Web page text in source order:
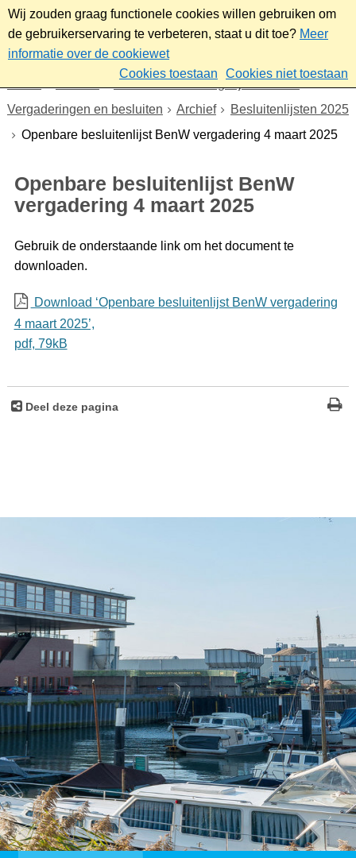
Wij zouden graag functionele cookies willen gebruiken om
de gebruikerservaring te verbeteren, staat u dit toe? Meer
informatie over de cookiewet
Cookies toestaan
Cookies niet toestaan
Gemeenteraad/Dagelijks bestuur
Vergaderingen en besluiten
Archief
Besluitenlijsten 2025
Openbare besluitenlijst BenW vergadering 4 maart 2025
Openbare besluitenlijst BenW
vergadering 4 maart 2025
Gebruik de onderstaande link om het document te
downloaden.
Download ‘Openbare besluitenlijst BenW vergadering
4 maart 2025’,
pdf, 79kB
Deel deze pagina